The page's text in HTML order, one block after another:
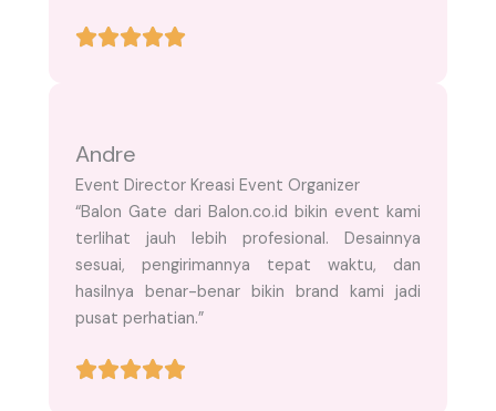
Andre
Event Director Kreasi Event Organizer
“Balon Gate dari Balon.co.id bikin event kami
terlihat jauh lebih profesional. Desainnya
sesuai, pengirimannya tepat waktu, dan
hasilnya benar-benar bikin brand kami jadi
pusat perhatian.”